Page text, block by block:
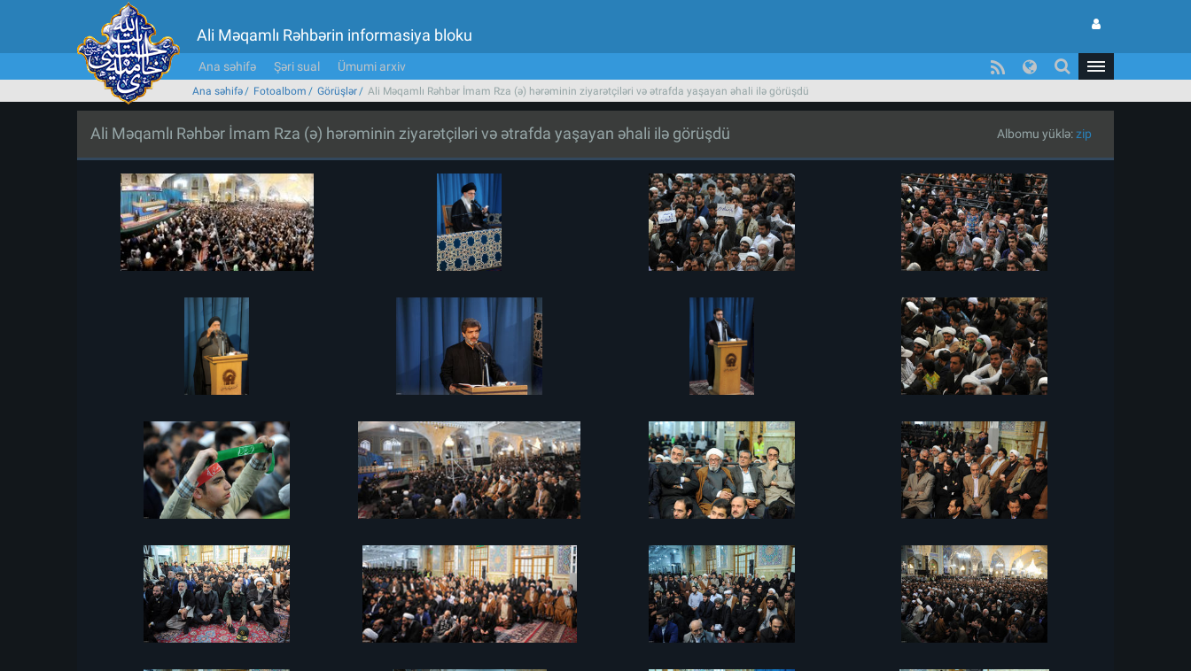
Ali Məqamlı Rəhbərin informasiya bloku
Ana səhifə Şəri sual Ümumi arxiv
Ana səhifə Fotoalbom Görüşlər Ali Məqamlı Rəhbər İmam Rza (ə) hərəminin ziyarətçiləri və ətrafda yaşayan əhali ilə görüşdü
Ali Məqamlı Rəhbər İmam Rza (ə) hərəminin ziyarətçiləri və ətrafda yaşayan əhali ilə görüşdü Albomu yüklə:zip